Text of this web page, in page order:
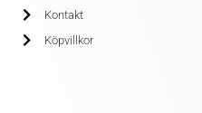
Kontakt
Köpvillkor